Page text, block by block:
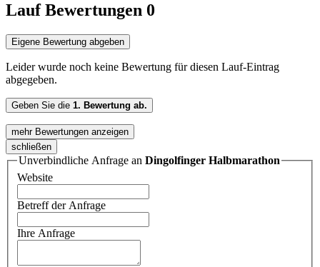
Lauf Bewertungen 0
Eigene Bewertung abgeben
Leider wurde noch keine Bewertung für diesen Lauf-Eintrag
abgegeben.
Geben Sie die 1. Bewertung ab.
mehr Bewertungen anzeigen
schließen
Unverbindliche Anfrage an Dingolfinger Halbmarathon
Website
Betreff der Anfrage
Ihre Anfrage